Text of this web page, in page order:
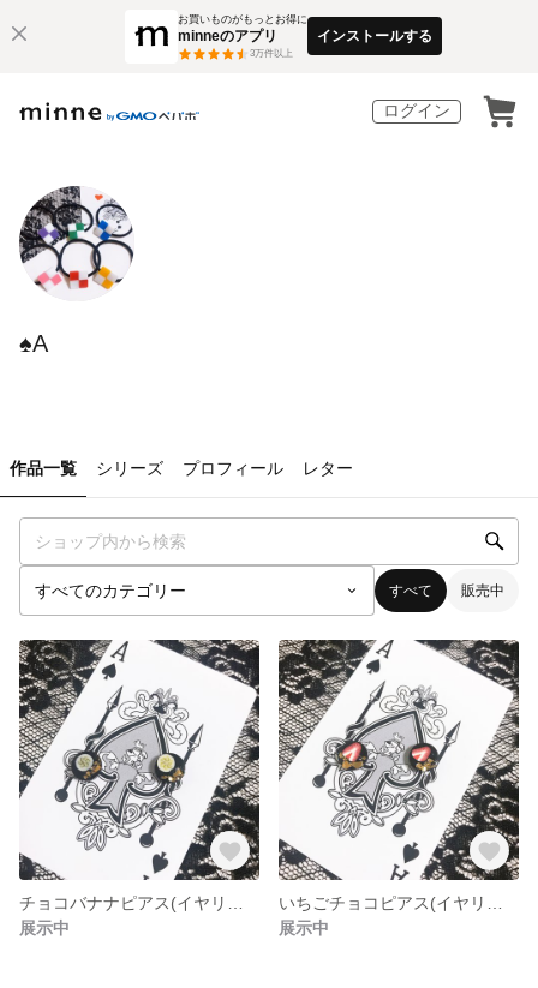
お買いものがもっとお得に
minneのアプリ
3万件以上
インストールする
ログイン
♠A
作品一覧 シリーズ プロフィール レター
すべて 販売中
展示中
展示中